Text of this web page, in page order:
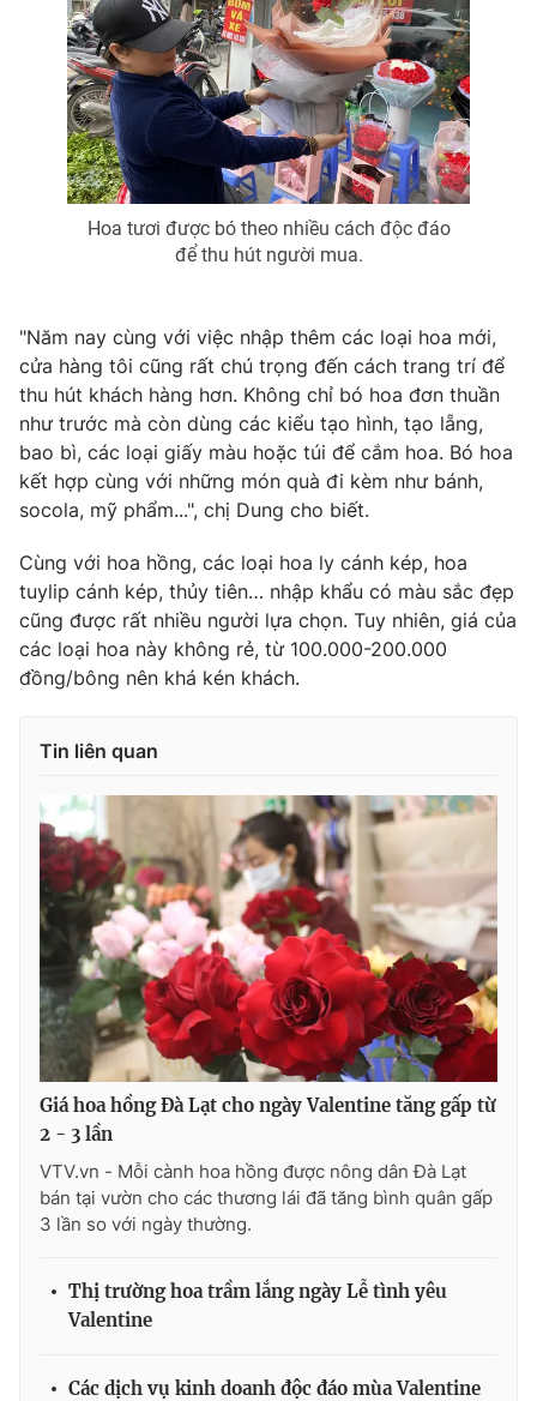
Hoa tươi được bó theo nhiều cách độc đáo
để thu hút người mua.
"Năm nay cùng với việc nhập thêm các loại hoa mới,
cửa hàng tôi cũng rất chú trọng đến cách trang trí để
thu hút khách hàng hơn. Không chỉ bó hoa đơn thuần
như trước mà còn dùng các kiểu tạo hình, tạo lẵng,
bao bì, các loại giấy màu hoặc túi để cắm hoa. Bó hoa
kết hợp cùng với những món quà đi kèm như bánh,
socola, mỹ phẩm...", chị Dung cho biết.
Cùng với hoa hồng, các loại hoa ly cánh kép, hoa
tuylip cánh kép, thủy tiên… nhập khẩu có màu sắc đẹp
cũng được rất nhiều người lựa chọn. Tuy nhiên, giá của
các loại hoa này không rẻ, từ 100.000-200.000
đồng/bông nên khá kén khách.
Tin liên quan
Giá hoa hồng Đà Lạt cho ngày Valentine tăng gấp từ
2 - 3 lần
VTV.vn - Mỗi cành hoa hồng được nông dân Đà Lạt
bán tại vườn cho các thương lái đã tăng bình quân gấp
3 lần so với ngày thường.
Thị trường hoa trầm lắng ngày Lễ tình yêu
Valentine
Các dịch vụ kinh doanh độc đáo mùa Valentine